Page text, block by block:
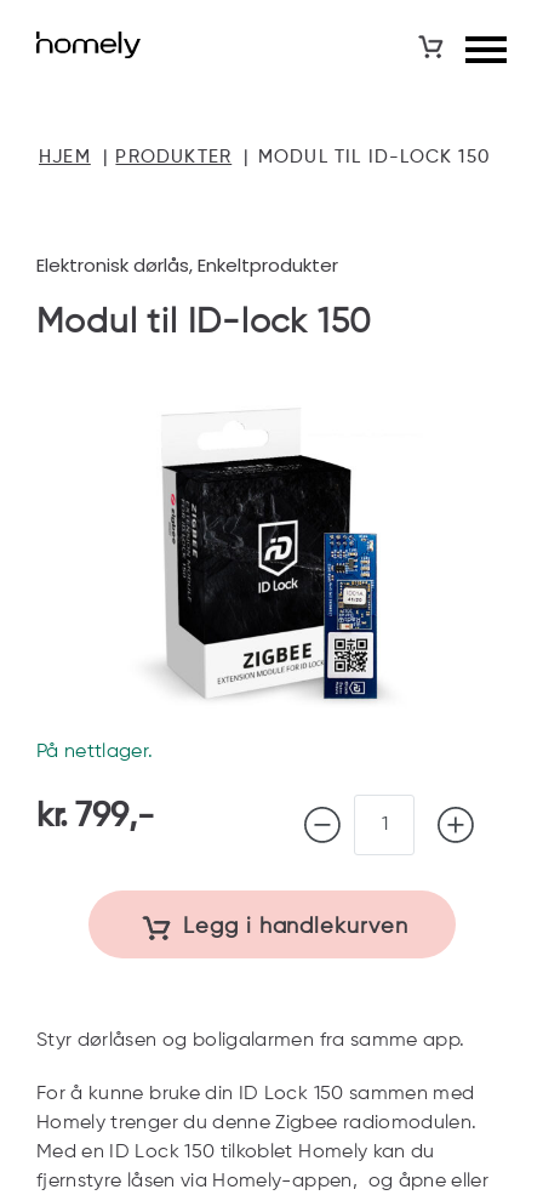
HJEM PRODUKTER MODUL TIL ID-LOCK 150
Elektronisk dørlås, Enkeltprodukter
Modul til ID-lock 150
På nettlager.
kr 799,-
lock
150
antall
Legg i handlekurven
Styr dørlåsen og boligalarmen fra samme app.
For å kunne bruke din ID Lock 150 sammen med
Homely trenger du denne Zigbee radiomodulen.
Med en ID Lock 150 tilkoblet Homely kan du
fjernstyre låsen via Homely-appen, og åpne eller